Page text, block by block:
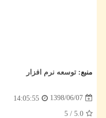
منبع: توسعه نرم افزار
1398/06/07
14:05:55
5.0
/
5